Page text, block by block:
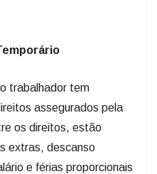
trabalhador tem
assegurados pela
os direitos, estão
extras, descanso
e férias proporcionais